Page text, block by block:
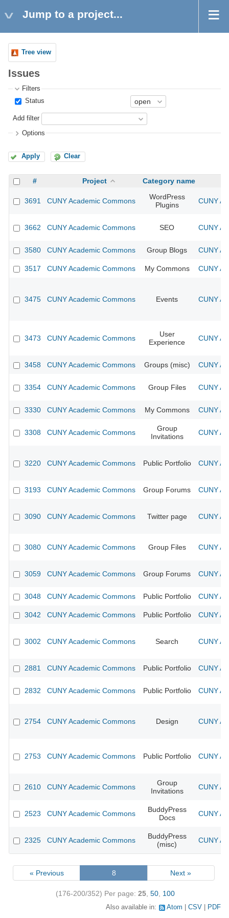
Jump to a project...
Tree view
Issues
Filters
Status
Add filter
Options
Apply Clear
# Project Category name
3691 CUNY Academic Commons
WordPress
Plugins
CUNY
3662 CUNY Academic Commons SEO CUNY
3580 CUNY Academic Commons Group Blogs CUNY
3517 CUNY Academic Commons My Commons CUNY
3475 CUNY Academic Commons Events CUNY
3473 CUNY Academic Commons
User
Experience
CUNY
3458 CUNY Academic Commons Groups (misc) CUNY
3354 CUNY Academic Commons Group Files CUNY
3330 CUNY Academic Commons My Commons CUNY
3308 CUNY Academic Commons
Group
Invitations
CUNY
3220 CUNY Academic Commons Public Portfolio CUNY
3193 CUNY Academic Commons Group Forums CUNY
3090 CUNY Academic Commons Twitter page CUNY
3080 CUNY Academic Commons Group Files CUNY
3059 CUNY Academic Commons Group Forums CUNY
3048 CUNY Academic Commons Public Portfolio CUNY
3042 CUNY Academic Commons Public Portfolio CUNY
3002 CUNY Academic Commons Search CUNY
2881 CUNY Academic Commons Public Portfolio CUNY
2832 CUNY Academic Commons Public Portfolio CUNY
2754 CUNY Academic Commons Design CUNY
2753 CUNY Academic Commons Public Portfolio CUNY
2610 CUNY Academic Commons
Group
Invitations
CUNY
2523 CUNY Academic Commons
BuddyPress
Docs
CUNY
2325 CUNY Academic Commons
BuddyPress
(misc)
CUNY
« Previous 8 Next »
(176-200/352) Per page: 25 50 100
Also available in: Atom CSV PDF